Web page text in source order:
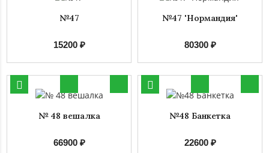
№47
15200 ₽
№47 'Нормандия'
80300 ₽
№ 48 вешалка
66900 ₽
№48 Банкетка
22600 ₽